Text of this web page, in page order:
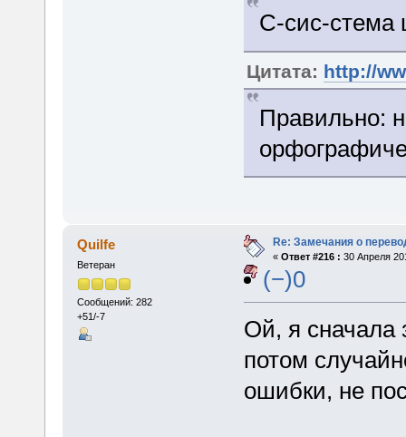
С-сис-стема
Цитата: http://
Правильно:
Quilfe
Ветеран
Сообщений: 282
+51/-7
Re: Замечания о
« Ответ #216 : 30 Апреля
(−)0
Ой, я сначала
потом
ошибки, не